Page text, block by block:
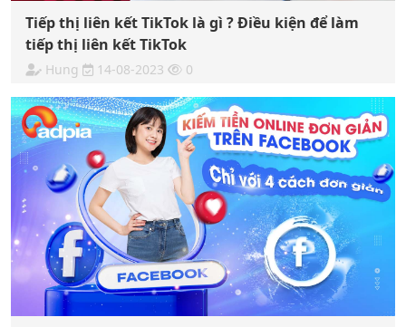
Tiếp thị liên kết TikTok là gì ? Điều kiện để làm
tiếp thị liên kết TikTok
Hung 14-08-2023 0